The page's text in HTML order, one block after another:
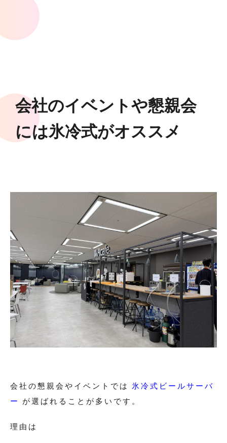
会社のイベントや懇親会
には氷冷式がオススメ
会社の懇親会やイベントでは 氷冷式ビールサーバ
ー が選ばれることが多いです。
理由は